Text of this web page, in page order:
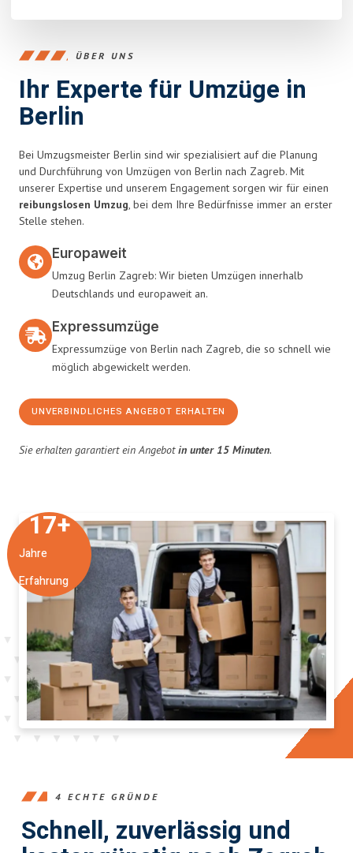
Jahre
Erfahrung
17+
ÜBER UNS
Ihr Experte für Umzüge in
Berlin
Bei Umzugsmeister Berlin sind wir spezialisiert auf die Planung
und Durchführung von Umzügen von Berlin nach Zagreb. Mit
unserer Expertise und unserem Engagement sorgen wir für einen
reibungslosen Umzug, bei dem Ihre Bedürfnisse immer an erster
Stelle stehen.
Europaweit
Umzug Berlin Zagreb: Wir bieten Umzügen innerhalb
Deutschlands und europaweit an.
Expressumzüge
Expressumzüge von Berlin nach Zagreb, die so schnell wie
möglich abgewickelt werden.
UNVERBINDLICHES ANGEBOT ERHALTEN
Sie erhalten garantiert ein Angebotin unter 15 Minuten.
4 ECHTE GRÜNDE
Schnell, zuverlässig und